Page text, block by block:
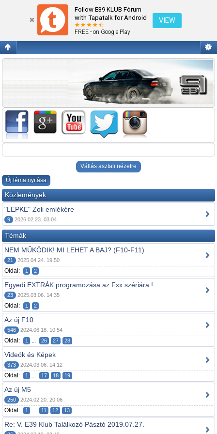
Follow E39 KLUB Fórum
with Tapatalk for Android
FREE - on Google Play
VIEW
F10/F11 2010-2013 F10LCI/F11LCI 2013->
Váltás asztali nézetre
Új téma nyitása
Közlemények
"LEPKE" Zoli emlékére
9 2026.02.23. 03:04
Témák
NEM MŰKÖDIK! MI LEHET A BAJ? (F10-F11)
21 2025.04.24. 19:50
Oldal: 1 2
Egyedi EXTRÁK programozása az Fxx szériára !
23 2025.03.06. 14:35
Oldal: 1 2
Az új F10
546 2024.06.18. 10:54
Oldal: 1 ... 26 27 28
Videók és Képek
373 2024.03.06. 14:12
Oldal: 1 ... 17 18 19
Az új M5
250 2024.02.20. 20:06
Oldal: 1 ... 11 12 13
Re: V. E39 Klub Találkozó Pásztó 2019.07.27.